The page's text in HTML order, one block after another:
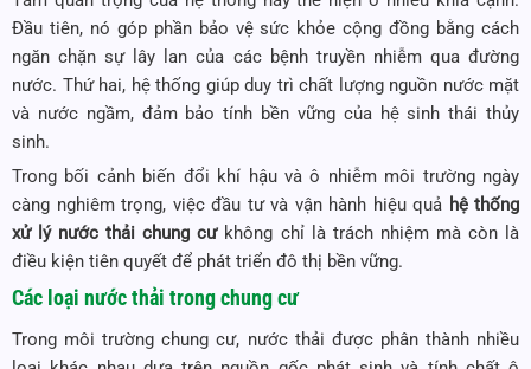
Đầu tiên, nó góp phần bảo vệ sức khỏe cộng đồng bằng cách
ngăn chặn sự lây lan của các bệnh truyền nhiễm qua đường
nước. Thứ hai, hệ thống giúp duy trì chất lượng nguồn nước mặt
và nước ngầm, đảm bảo tính bền vững của hệ sinh thái thủy
sinh.
Trong bối cảnh biến đổi khí hậu và ô nhiễm môi trường ngày
càng nghiêm trọng, việc đầu tư và vận hành hiệu quả hệ thống
xử lý nước thải chung cưkhông chỉ là trách nhiệm mà còn là
điều kiện tiên quyết để phát triển đô thị bền vững.
Các loại nước thải trong chung cư
Trong môi trường chung cư, nước thải được phân thành nhiều